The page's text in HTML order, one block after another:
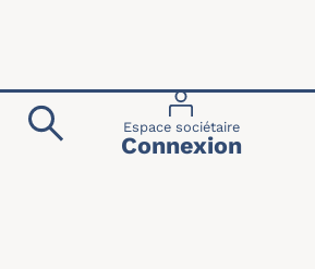
Menu du
Espace sociétaire
Connexion